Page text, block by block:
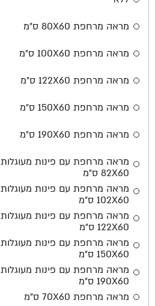
מראה מרחפת 80X60 ס״מ
מראה מרחפת 100X60 ס״מ
מראה מרחפת 122X60 ס״מ
מראה מרחפת 150X60 ס״מ
מראה מרחפת 190X60 ס״מ
מראה מרחפת עם פינות מעוגלות
82X60 ס״מ
מראה מרחפת עם פינות מעוגלות
102X60 ס״מ
מראה מרחפת עם פינות מעוגלות
122X60 ס״מ
מראה מרחפת עם פינות מעוגלות
150X60 ס״מ
מראה מרחפת עם פינות מעוגלות
190X60 ס״מ
מראה מרחפת 70X60 ס״מ